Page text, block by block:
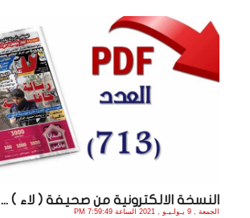
النسخة الالكترونية من صحيفة ( لاء ) ...
الجمعة , 9 يـولـيـو , 2021 الساعة 7:59:49 PM